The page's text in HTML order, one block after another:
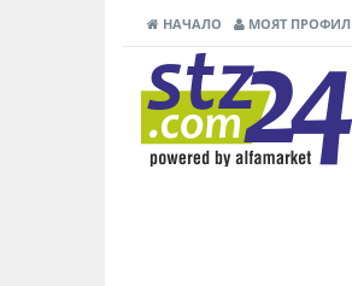
НАЧАЛО МОЯТ ПРОФИЛ